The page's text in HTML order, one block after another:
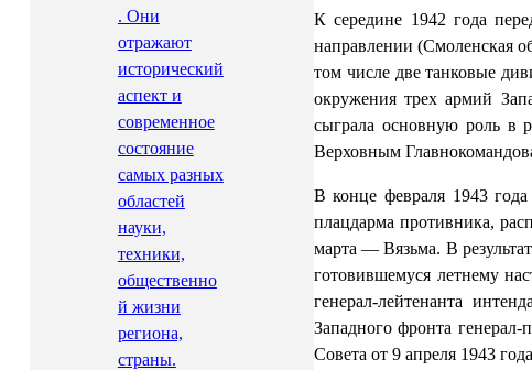
. Они
отражают
исторический
аспект и
современное
состояние
самых разных
областей
науки,
техники,
общественно
й жизни
региона,
страны.
К середине 1942 года
направлении (Смоленская
том числе две танковые
окружения трех армий
сыграла основную роль в
Верховным
В конце февраля 1943
плацдарма противника,
марта — Вязьма. В
готовившемуся летнему
генерал-лейтенанта
Западного фронта
Совета от 9 апреля 1943